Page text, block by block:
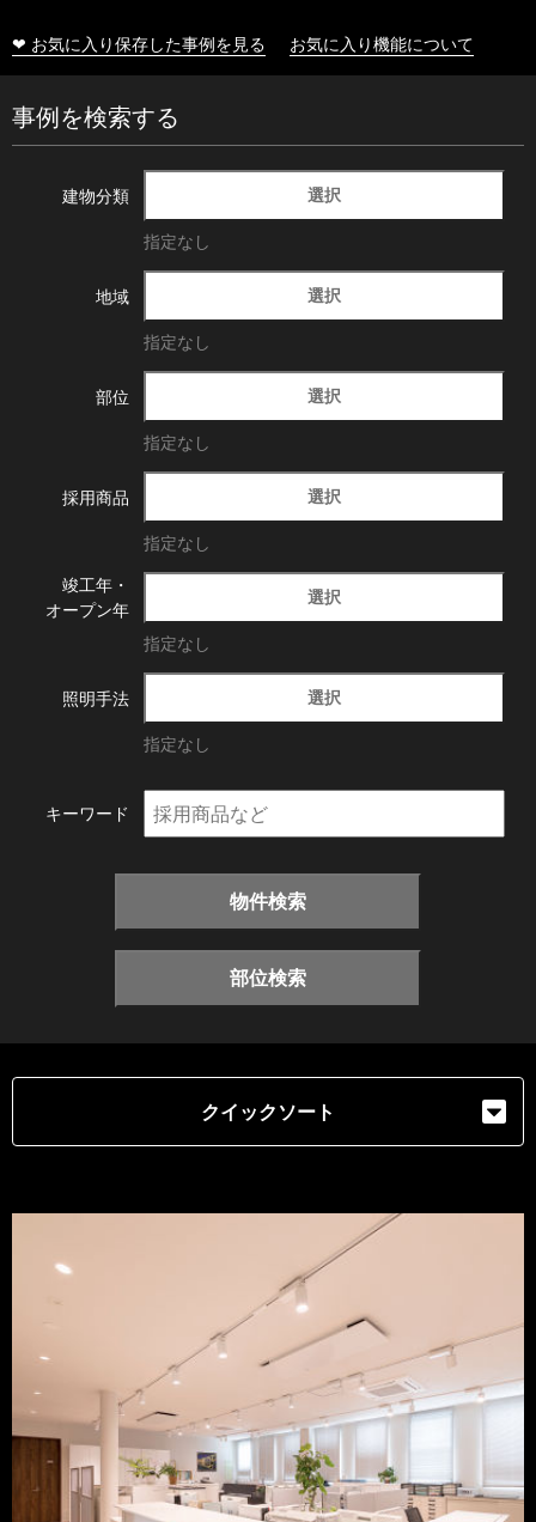
❤ お気に入り保存した事例を見る お気に入り機能について
事例を検索する
建物分類 選択
指定なし
地域 選択
指定なし
部位 選択
指定なし
採用商品 選択
指定なし
竣工年・
オープン年
選択
指定なし
照明手法 選択
指定なし
キーワード
物件検索
部位検索
クイックソート